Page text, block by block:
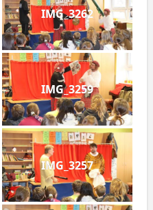
IMG_3262
IMG_3259
IMG_3257